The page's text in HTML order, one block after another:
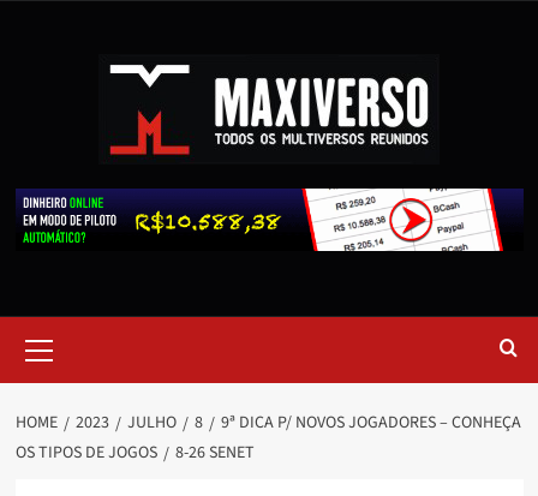
HOME 2023 JULHO 8
9ª DICA P/ NOVOS JOGADORES – CONHEÇA
OS TIPOS DE JOGOS
8-26 SENET